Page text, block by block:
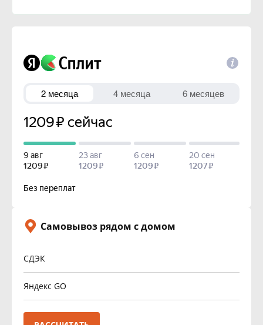
Самовывоз рядом с домом
СДЭК
Яндекс GO